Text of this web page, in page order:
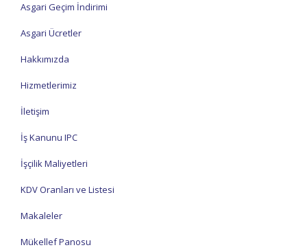
Asgari Geçim İndirimi
Asgari Ücretler
Hakkımızda
Hizmetlerimiz
İletişim
İş Kanunu IPC
İşçilik Maliyetleri
KDV Oranları ve Listesi
Makaleler
Mükellef Panosu